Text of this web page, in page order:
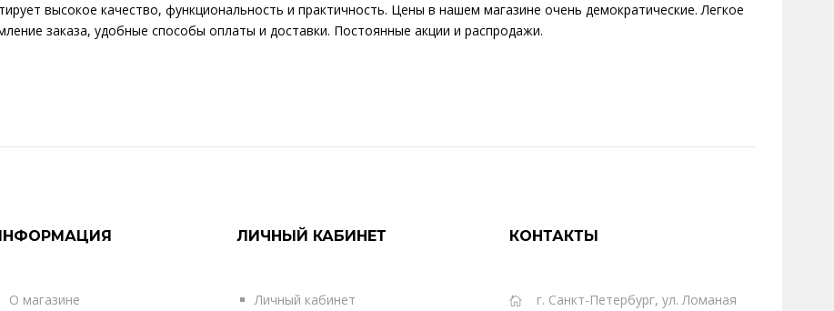
12995р.
высокое качество, функциональность и практичность. Цены в нашем магазине очень демократические. Легкое
заказа, удобные способы оплаты и доставки. Постоянные акции и распродажи.
О магазине
ЛИЧНЫЙ КАБИНЕТ
Личный кабинет
КОНТАКТЫ
г. Санкт-Петербург, ул. Ломаная